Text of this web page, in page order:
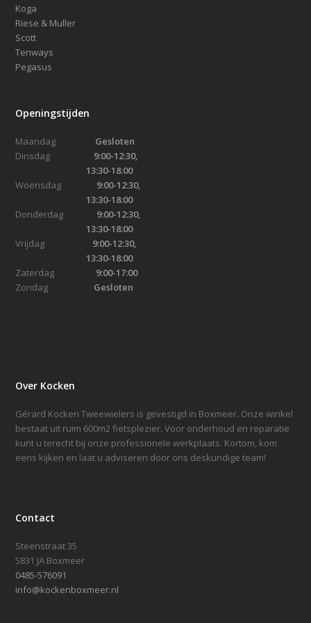
Koga
Riese & Muller
Scott
Tenways
Pegasus
Openingstijden
Maandag Gesloten
Dinsdag 9:00-12:30,
13:30-18:00
Woensdag
9:00-12:30,
13:30-18:00
Donderdag 9:00-12:30,
13:30-18:00
Vrijdag 9:00-12:30,
13:30-18:00
Zaterdag 9:00-17:00
Zondag Gesloten
Over Kocken
Gérard Kocken Tweewielers is gevestigd in Boxmeer. Onze winkel
bestaat uit ruim 600m2 fietsplezier. Voor onderhoud en reparatie
kunt u terecht bij onze professionele werkplaats. Kortom, kom
eens kijken en laat u adviseren door ons deskundige team!
Contact
Steenstraat 35
5831 JA Boxmeer
0485-576091
info@kockenboxmeer.nl